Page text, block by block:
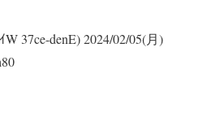
37ce-denE)2024/02/05(月)